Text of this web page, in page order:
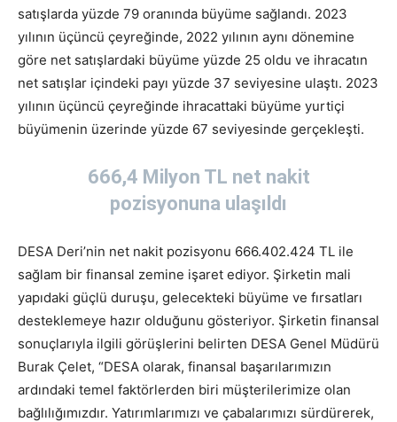
satışlarda yüzde 79 oranında büyüme sağlandı. 2023
yılının üçüncü çeyreğinde, 2022 yılının aynı dönemine
göre net satışlardaki büyüme yüzde 25 oldu ve ihracatın
net satışlar içindeki payı yüzde 37 seviyesine ulaştı. 2023
yılının üçüncü çeyreğinde ihracattaki büyüme yurtiçi
büyümenin üzerinde yüzde 67 seviyesinde gerçekleşti.
666,4 Milyon TL net nakit
pozisyonuna ulaşıldı
DESA Deri’nin net nakit pozisyonu 666.402.424 TL ile
sağlam bir finansal zemine işaret ediyor. Şirketin mali
yapıdaki güçlü duruşu, gelecekteki büyüme ve fırsatları
desteklemeye hazır olduğunu gösteriyor. Şirketin finansal
sonuçlarıyla ilgili görüşlerini belirten DESA Genel Müdürü
Burak Çelet, “DESA olarak, finansal başarılarımızın
ardındaki temel faktörlerden biri müşterilerimize olan
bağlılığımızdır. Yatırımlarımızı ve çabalarımızı sürdürerek,